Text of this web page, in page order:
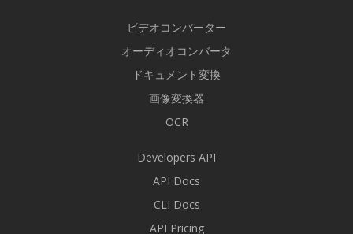
ビデオコンバーター
オーディオコンバータ
ドキュメント変換
画像変換器
OCR
Developers API
API Docs
CLI Docs
API Pricing